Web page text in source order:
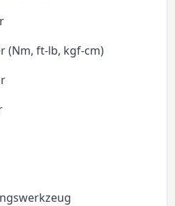
(Nm, ft-lb, kgf-cm)